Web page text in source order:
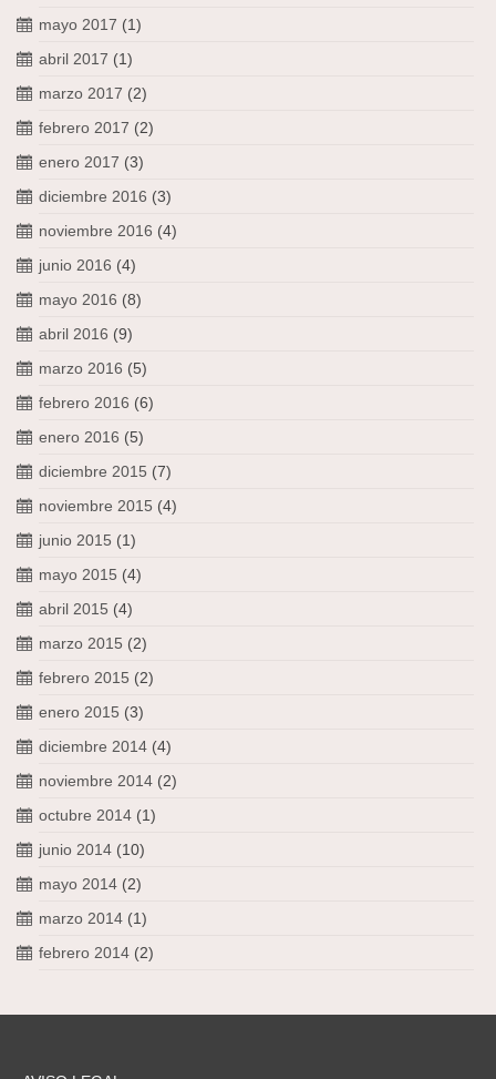
mayo 2017 (1)
abril 2017 (1)
marzo 2017 (2)
febrero 2017 (2)
enero 2017 (3)
diciembre 2016 (3)
noviembre 2016 (4)
junio 2016 (4)
mayo 2016 (8)
abril 2016 (9)
marzo 2016 (5)
febrero 2016 (6)
enero 2016 (5)
diciembre 2015 (7)
noviembre 2015 (4)
junio 2015 (1)
mayo 2015 (4)
abril 2015 (4)
marzo 2015 (2)
febrero 2015 (2)
enero 2015 (3)
diciembre 2014 (4)
noviembre 2014 (2)
octubre 2014 (1)
junio 2014 (10)
mayo 2014 (2)
marzo 2014 (1)
febrero 2014 (2)